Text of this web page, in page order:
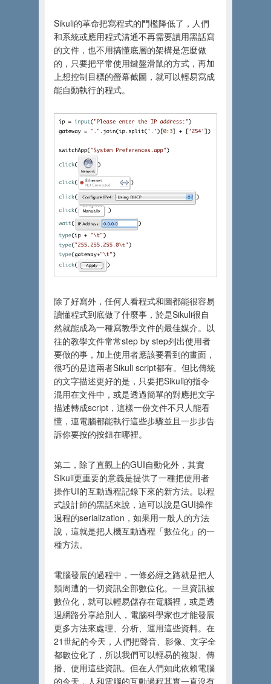
Sikuli的革命把寫程式的門檻降低了，人們
和系統或應用程式溝通不再需要讀用黑話寫
的文件，也不用搞懂底層的架構是怎麼做
的，只要把平常使用鍵盤滑鼠的方式，再加
上想控制目標的螢幕截圖，就可以輕易寫成
能自動執行的程式。
除了好寫外，任何人看程式和圖都能很容易
讀懂程式到底做了什麼事，於是Sikuli很自
然就能成為一種寫教學文件的最佳媒介。以
往的教學文件常常step by step列出使用者
要做的事，加上使用者應該要看到的畫面，
很巧的是這兩者Sikuli script都有。但比傳統
的文字描述更好的是，只要把Sikuli的指令
混用在文件中，或是透過簡單的對應把文字
描述轉成script，這樣一份文件不只人能看
懂，連電腦都能執行這些步驟並且一步步告
訴你要按的按鈕在哪裡。
第二，除了直觀上的GUI自動化外，其實
Sikuli更重要的意義是提供了一種把使用者
操作UI的互動過程記錄下來的新方法。以程
式設計師的黑話來說，這可以說是GUI操作
過程的serialization，如果用一般人的方法
說，這就是把人機互動過程「數位化」的一
種方法。
電腦發展的過程中，一條必經之路就是把人
類周遭的一切資訊全部數位化。一旦資訊被
數位化，就可以輕易儲存在電腦裡，或是透
過網路分享給別人，電腦科學家也才能發展
更多方法來處理、分析、運用這些資料。在
21世紀的今天，人們把聲音、影像、文字全
都數位化了，所以我們可以輕易的複製、傳
播、使用這些資訊。但在人們如此依賴電腦
的今天，人和電腦的互動過程其實一直沒有